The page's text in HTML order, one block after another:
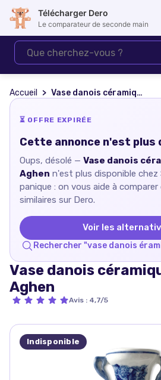
Accueil Vase danois céramique T. Kopen Aghen
⏳ OFFRE EXPIRÉE
Cette annonce n'est plus
Oups, désolé — Vase danois
Aghen n'est plus disponible chez
panique : on vous aide à
similaires sur Dero.
Voir les
Rechercher "vase danois
Vase danois
Aghen
Avis : 4,7/5
Indisponible
Télécharger Dero
Le comparateur de seconde main